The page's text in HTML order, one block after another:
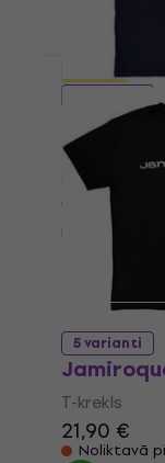
T-krekls
15,20 €
Ir noliktavā
Jauns
5 varianti
T-krekls
21,90 €
Noliktavā